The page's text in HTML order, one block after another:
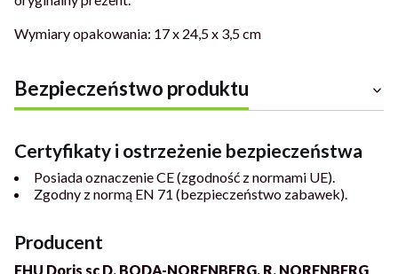
Wymiary opakowania: 17 x 24,5 x 3,5 cm
Bezpieczeństwo produktu
Certyfikaty i ostrzeżenie bezpieczeństwa
Posiada oznaczenie CE (zgodność z normami UE).
Zgodny z normą EN 71 (bezpieczeństwo zabawek).
Producent
FHU Doris sc D. BODA-NORENBERG, R. NORENBERG